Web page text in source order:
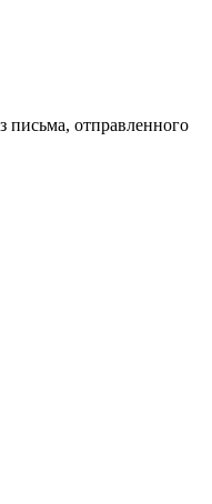
письма, отправленного